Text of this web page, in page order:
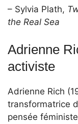
– Sylvia Plath,
the Real Sea
Adrienne
activiste
Adrienne Rich
transformatrice
pensée